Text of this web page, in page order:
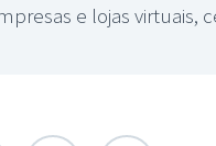
e lojas virtuais,